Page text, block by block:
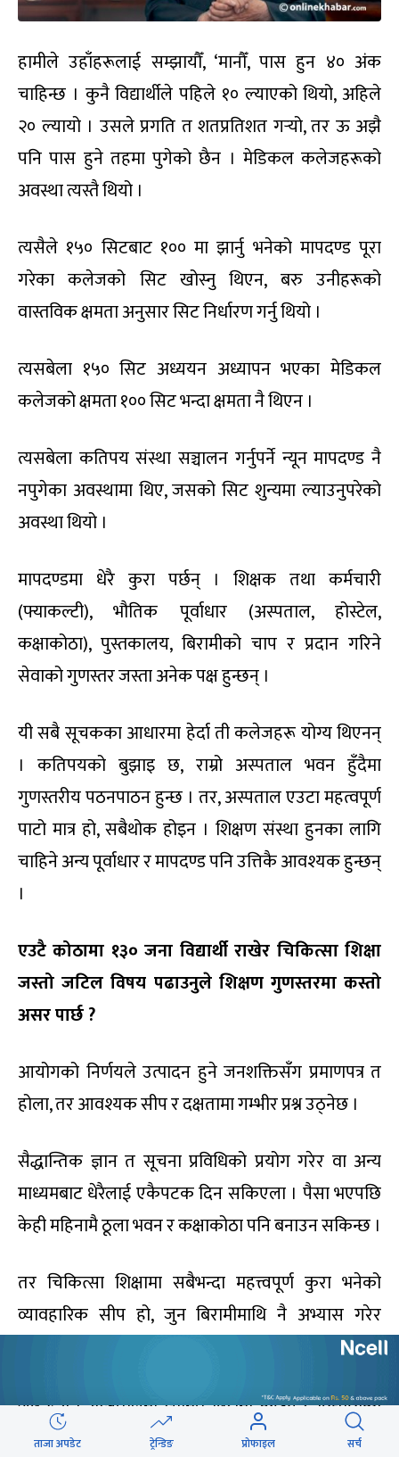
हामीले उहाँहरूलाई सम्झायौँ, ‘मानौँ, पास हुन ४० अंक
चाहिन्छ । कुनै विद्यार्थीले पहिले १० ल्याएको थियो, अहिले
२० ल्यायो । उसले प्रगति त शतप्रतिशत गर्‍यो, तर ऊ अझै
पनि पास हुने तहमा पुगेको छैन । मेडिकल कलेजहरूको
अवस्था त्यस्तै थियो ।
त्यसैले १५० सिटबाट १०० मा झार्नु भनेको मापदण्ड पूरा
गरेका कलेजको सिट खोस्नु थिएन, बरु उनीहरूको
वास्तविक क्षमता अनुसार सिट निर्धारण गर्नु थियो ।
त्यसबेला १५० सिट अध्ययन अध्यापन भएका मेडिकल
कलेजको क्षमता १०० सिट भन्दा क्षमता नै थिएन ।
त्यसबेला कतिपय संस्था सञ्चालन गर्नुपर्ने न्यून मापदण्ड नै
नपुगेका अवस्थामा थिए, जसको सिट शुन्यमा ल्याउनुपरेको
अवस्था थियो ।
मापदण्डमा धेरै कुरा पर्छन् । शिक्षक तथा कर्मचारी
(फ्याकल्टी), भौतिक पूर्वाधार (अस्पताल, होस्टेल,
कक्षाकोठा), पुस्तकालय, बिरामीको चाप र प्रदान गरिने
सेवाको गुणस्तर जस्ता अनेक पक्ष हुन्छन् ।
यी सबै सूचकका आधारमा हेर्दा ती कलेजहरू योग्य थिएनन्
। कतिपयको बुझाइ छ, राम्रो अस्पताल भवन हुँदैमा
गुणस्तरीय पठनपाठन हुन्छ । तर, अस्पताल एउटा महत्वपूर्ण
पाटो मात्र हो, सबैथोक होइन । शिक्षण संस्था हुनका लागि
चाहिने अन्य पूर्वाधार र मापदण्ड पनि उत्तिकै आवश्यक हुन्छन्
।
एउटै कोठामा १३० जना विद्यार्थी राखेर चिकित्सा शिक्षा
जस्तो जटिल विषय पढाउनुले शिक्षण गुणस्तरमा कस्तो
असर पार्छ ?
आयोगको निर्णयले उत्पादन हुने जनशक्तिसँग प्रमाणपत्र त
होला, तर आवश्यक सीप र दक्षतामा गम्भीर प्रश्न उठ्नेछ ।
सैद्धान्तिक ज्ञान त सूचना प्रविधिको प्रयोग गरेर वा अन्य
माध्यमबाट धेरैलाई एकैपटक दिन सकिएला । पैसा भएपछि
केही महिनामै ठूला भवन र कक्षाकोठा पनि बनाउन सकिन्छ ।
तर चिकित्सा शिक्षामा सबैभन्दा महत्त्वपूर्ण कुरा भनेको
व्यावहारिक सीप हो, जुन बिरामीमाथि नै अभ्यास गरेर
जब एउटा अस्पतालमा सीमित बिरामी हुन्छन् र विद्यार्थीको
संख्या धेरै हुन्छ, तब प्रत्येक विद्यार्थीले बिरामी जाँच्ने र
ताजा अपडेट ट्रेन्डिङ प्रोफाइल सर्च